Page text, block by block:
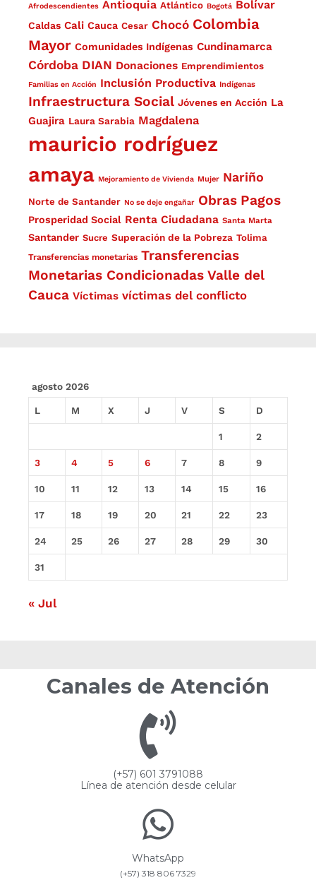
Afrodescendientes Antioquia Atlántico Bogotá Bolívar
Caldas Cali Cauca Cesar Chocó Colombia
Mayor Comunidades Indígenas Cundinamarca
Córdoba DIAN Donaciones Emprendimientos
Familias en Acción Inclusión Productiva Indígenas
Infraestructura Social Jóvenes en Acción La
Guajira Laura Sarabia Magdalena
mauricio rodríguez
amaya Mejoramiento de Vivienda Mujer Nariño
Norte de Santander No se deje engañar Obras Pagos
Prosperidad Social Renta Ciudadana Santa Marta
Santander Sucre Superación de la Pobreza Tolima
Transferencias monetarias Transferencias
Monetarias Condicionadas Valle del
Cauca Víctimas víctimas del conflicto
agosto 2026
L M X J V S D
1 2
3 4 5 6 7 8 9
10 11 12 13 14 15 16
17 18 19 20 21 22 23
24 25 26 27 28 29 30
31
« Jul
Canales de Atención
(+57) 601 3791088
Línea de atención desde celular
WhatsApp
(+57) 318 806 7329